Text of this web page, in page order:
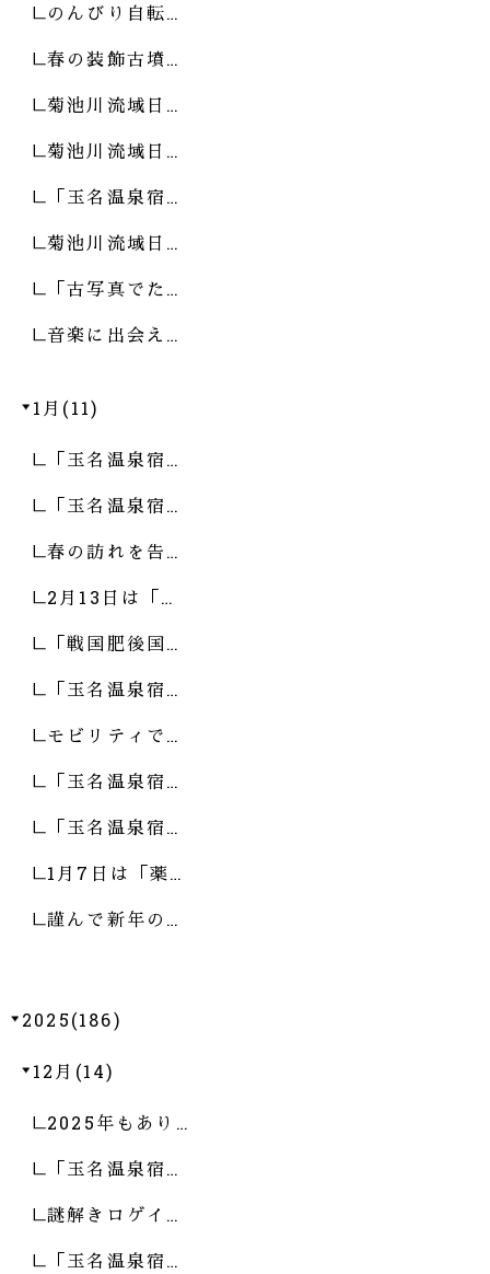
のんびり自転…
春の装飾古墳…
菊池川流域日…
菊池川流域日…
「玉名温泉宿…
菊池川流域日…
「古写真でた…
音楽に出会え…
1月(11)
「玉名温泉宿…
「玉名温泉宿…
春の訪れを告…
2月13日は「…
「戦国肥後国…
「玉名温泉宿…
モビリティで…
「玉名温泉宿…
「玉名温泉宿…
1月7日は「薬…
謹んで新年の…
2025(186)
12月(14)
2025年もあり…
「玉名温泉宿…
謎解きロゲイ…
「玉名温泉宿…